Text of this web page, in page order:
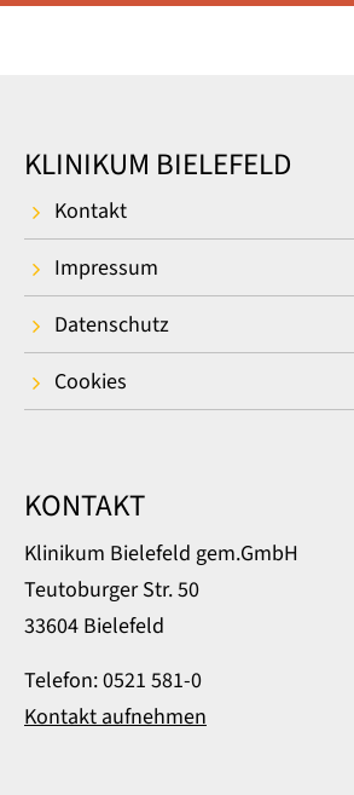
KLINIKUM BIELEFELD
Kontakt
Impressum
Datenschutz
Cookies
KONTAKT
Klinikum Bielefeld gem.GmbH
Teutoburger Str. 50
33604 Bielefeld
Telefon: 0521 581-0
Kontakt aufnehmen